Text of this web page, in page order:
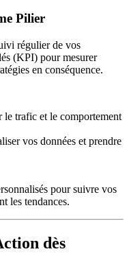
Pilier
régulier de vos
(KPI) pour mesurer
en conséquence.
le trafic et le comportement
vos données et prendre
pour suivre vos
les tendances.
dès